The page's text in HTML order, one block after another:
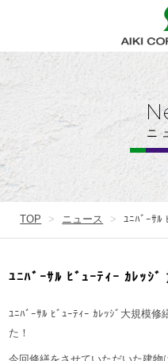
ニ
TOP ニュース ﾕﾆﾊﾞｰｻﾙ
ﾕﾆﾊﾞｰｻﾙ ﾋﾞｭｰﾃｨｰ ｶﾚｯｼﾞ
ﾕﾆﾊﾞｰｻﾙ ﾋﾞｭｰﾃｨｰ ｶﾚｯｼﾞ大規模修
た！